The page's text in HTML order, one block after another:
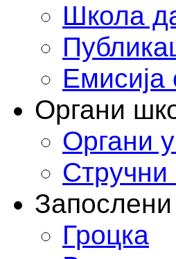
Школа
Органи
Органи
Стручни
Запослени
Гроцка